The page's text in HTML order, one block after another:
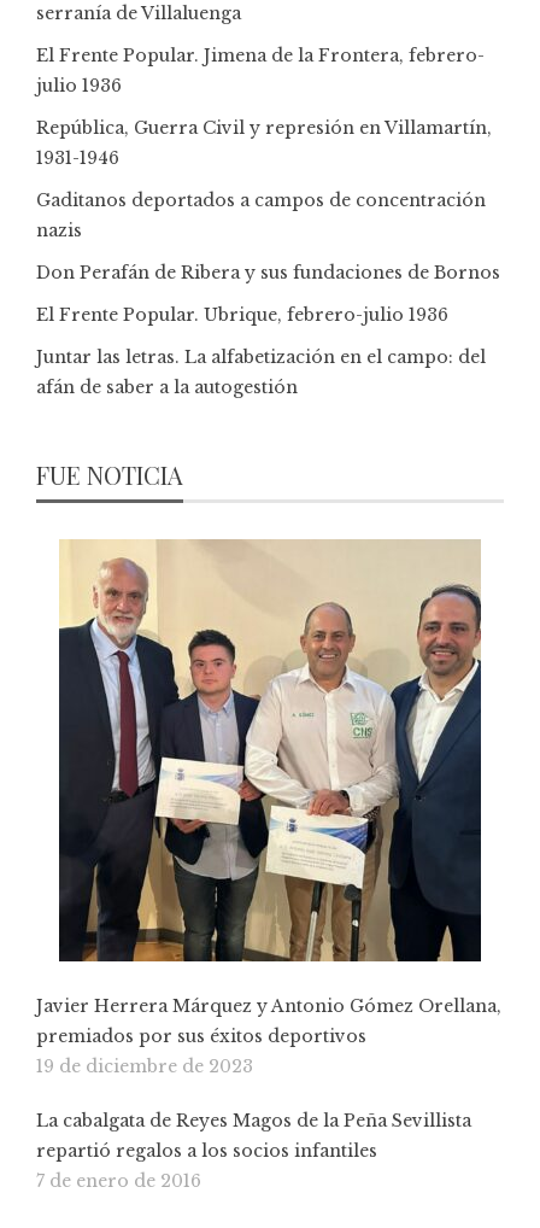
serranía de Villaluenga
El Frente Popular. Jimena de la Frontera, febrero-
julio 1936
República, Guerra Civil y represión en Villamartín,
1931-1946
Gaditanos deportados a campos de concentración
nazis
Don Perafán de Ribera y sus fundaciones de Bornos
El Frente Popular. Ubrique, febrero-julio 1936
Juntar las letras. La alfabetización en el campo: del
afán de saber a la autogestión
FUE NOTICIA
Javier Herrera Márquez y Antonio Gómez Orellana,
premiados por sus éxitos deportivos
19 de diciembre de 2023
La cabalgata de Reyes Magos de la Peña Sevillista
repartió regalos a los socios infantiles
7 de enero de 2016